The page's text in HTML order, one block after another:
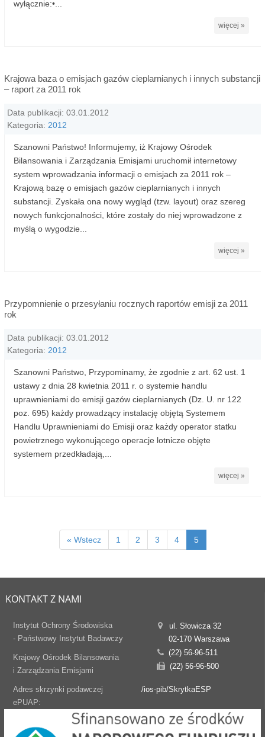
wyłącznie:•...
więcej »
Krajowa baza o emisjach gazów cieplarnianych i innych substancji
– raport za 2011 rok
Data publikacji: 03.01.2012
Kategoria: 2012
Szanowni Państwo! Informujemy, iż Krajowy Ośrodek
Bilansowania i Zarządzania Emisjami uruchomił internetowy
system wprowadzania informacji o emisjach za 2011 rok –
Krajową bazę o emisjach gazów cieplarnianych i innych
substancji. Zyskała ona nowy wygląd (tzw. layout) oraz szereg
nowych funkcjonalności, które zostały do niej wprowadzone z
myślą o wygodzie...
więcej »
Przypomnienie o przesyłaniu rocznych raportów emisji za 2011
rok
Data publikacji: 03.01.2012
Kategoria: 2012
Szanowni Państwo, Przypominamy, że zgodnie z art. 62 ust. 1
ustawy z dnia 28 kwietnia 2011 r. o systemie handlu
uprawnieniami do emisji gazów cieplarnianych (Dz. U. nr 122
poz. 695) każdy prowadzący instalację objętą Systemem
Handlu Uprawnieniami do Emisji oraz każdy operator statku
powietrznego wykonującego operacje lotnicze objęte
systemem przedkładają,...
więcej »
« Wstecz 1 2 3 4 5
KONTAKT Z NAMI
Instytut Ochrony Środowiska
- Państwowy Instytut Badawczy
Krajowy Ośrodek Bilansowania
i Zarządzania Emisjami
ul. Słowicza 32
02-170 Warszawa
(22) 56-96-511
(22) 56-96-500
Adres skrzynki podawczej
ePUAP:
/ios-pib/SkrytkaESP